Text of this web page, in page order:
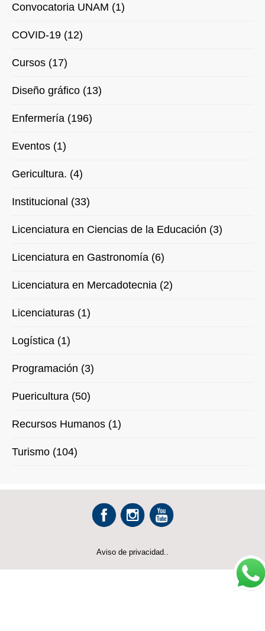
Convocatoria UNAM (1)
COVID-19 (12)
Cursos (17)
Diseño gráfico (13)
Enfermería (196)
Eventos (1)
Gericultura. (4)
Institucional (33)
Licenciatura en Ciencias de la Educación (3)
Licenciatura en Gastronomía (6)
Licenciatura en Mercadotecnia (2)
Licenciaturas (1)
Logística (1)
Programación (3)
Puericultura (50)
Recursos Humanos (1)
Turismo (104)
Aviso de privacidad..